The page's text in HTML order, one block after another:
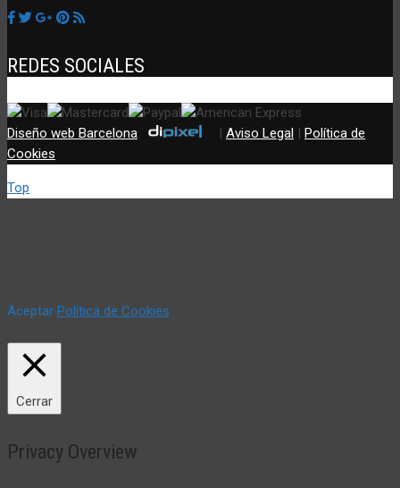
REDES SOCIALES
Diseño web Barcelona: Aviso Legal
Política de
Cookies
Top
Aceptar Política de Cookies
Cerrar
Privacy Overview